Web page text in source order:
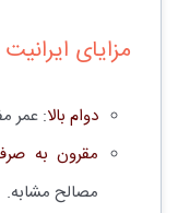
مزایای
دوام بالا: عمر
مقرون به
مصالح مشابه.